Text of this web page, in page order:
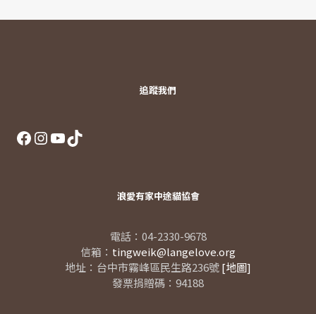
追蹤我們
Facebook
Instagram
YouTube
TikTok
浪愛有家中途貓協會
電話：04-2330-9678
信箱： tingweik@langelove.org
地址：台中市霧峰區民生路236號[地圖]
發票捐贈碼：94188